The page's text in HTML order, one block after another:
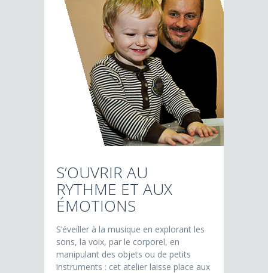
S’OUVRIR AU
RYTHME ET AUX
ÉMOTIONS
S’éveiller à la musique en explorant les
sons, la voix, par le corporel, en
manipulant des objets ou de petits
instruments : cet atelier laisse place aux